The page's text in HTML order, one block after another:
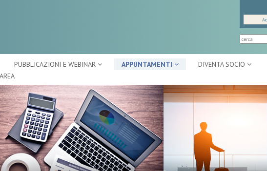
PUBBLICAZIONI E WEBINAR APPUNTAMENTI DIVENTA SOCIO